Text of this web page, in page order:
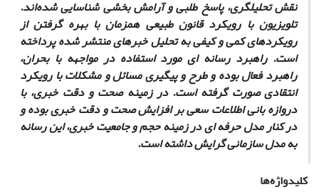
نقش تحلیلگری، پاسخ ­طلبی و آرامش ­بخشیشناسایی شده‌اند.
تلویزیون با رویکرد قانون طبیعی همزمان با بهره گرفتن از
رویکردهایکمی و کیفیبهتحلیلخبرهایمنتشر شدهپرداخته
است. راهبرد رسانه ای مورد استفاده در مواجهه با بحران،
راهبردفعالبوده و طرحوپیگیریمسائلومشکلاتبا رویکرد
انتقادی صورت گرفته است. در زمینه صحت و دقت خبری، با
دروازه ­بانی اطلاعات سعی بر افزایش صحتودقتخبریبوده و
در کنارمدلحرفه ایدر زمینهحجموجامعیتخبری، این رسانه
بهمدلسازمانیگرایشداشته است.
کلیدواژه‌ها